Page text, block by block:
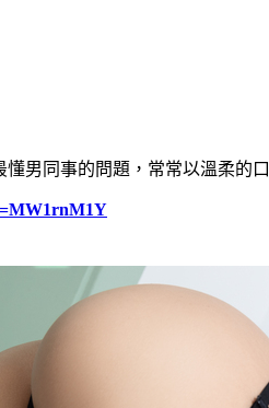
懂男同事的問題，常常以溫柔